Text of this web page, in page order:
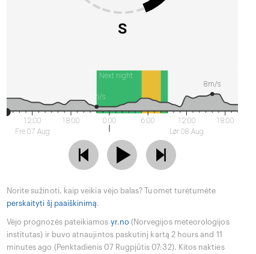
S
Next night
12:00
Fre 07 Aug
18:00 0:00 6:00
12:00
Lør 08 Aug
18:00
8m/s
2m/s
Norite sužinoti, kaip veikia vėjo balas? Tuomet turėtumėte
perskaityti šį paaiškinimą.
Vėjo prognozės pateikiamos yr.no (Norvegijos meteorologijos
institutas) ir buvo atnaujintos paskutinį kartą 2 hours and 11
minutes ago (Penktadienis 07 Rugpjūtis 07:32). Kitos nakties